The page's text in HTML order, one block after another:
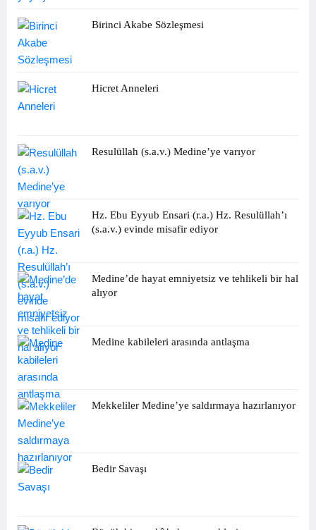
Birinci Akabe Sözleşmesi
Hicret Anneleri
Resulüllah (s.a.v.) Medine’ye varıyor
Hz. Ebu Eyyub Ensari (r.a.) Hz. Resulüllah’ı
(s.a.v.) evinde misafir ediyor
Medine’de hayat emniyetsiz ve tehlikeli bir hal
alıyor
Medine kabileleri arasında antlaşma
Mekkeliler Medine’ye saldırmaya hazırlanıyor
Bedir Savaşı